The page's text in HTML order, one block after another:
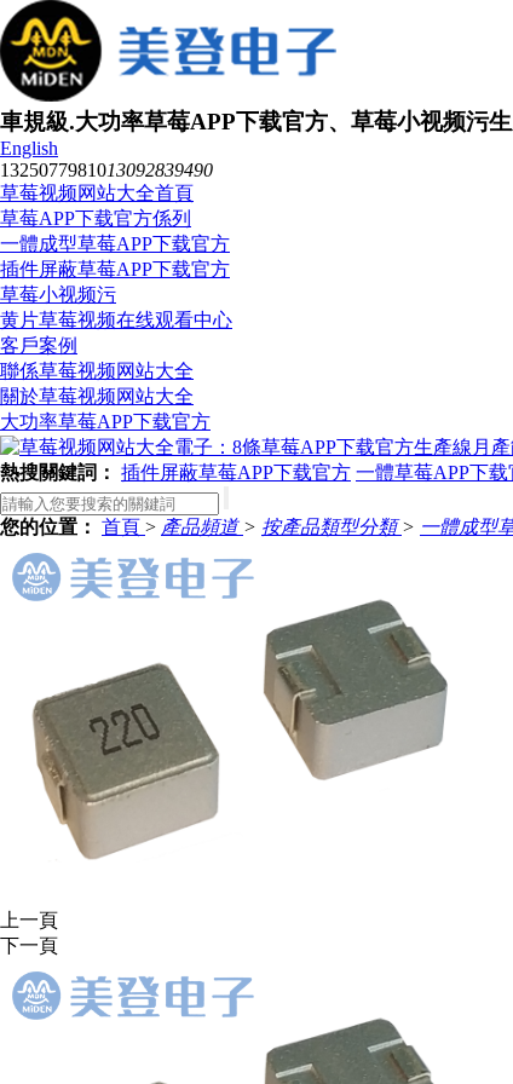
車規級.大功率草莓APP下载官方、草莓小视频污
English
1325077981013092839490
草莓视频网站大全首頁
草莓APP下载官方係列
一體成型草莓APP下载官方
插件屏蔽草莓APP下载官方
草莓小视频污
黄片草莓视频在线观看中心
客戶案例
聯係草莓视频网站大全
關於草莓视频网站大全
大功率草莓APP下载官方
熱搜關鍵詞： 插件屏蔽草莓APP下载官方 一體草莓APP下载
您的位置： 首頁 > 產品頻道 > 按產品類型分類> 一體成型
上一頁
下一頁